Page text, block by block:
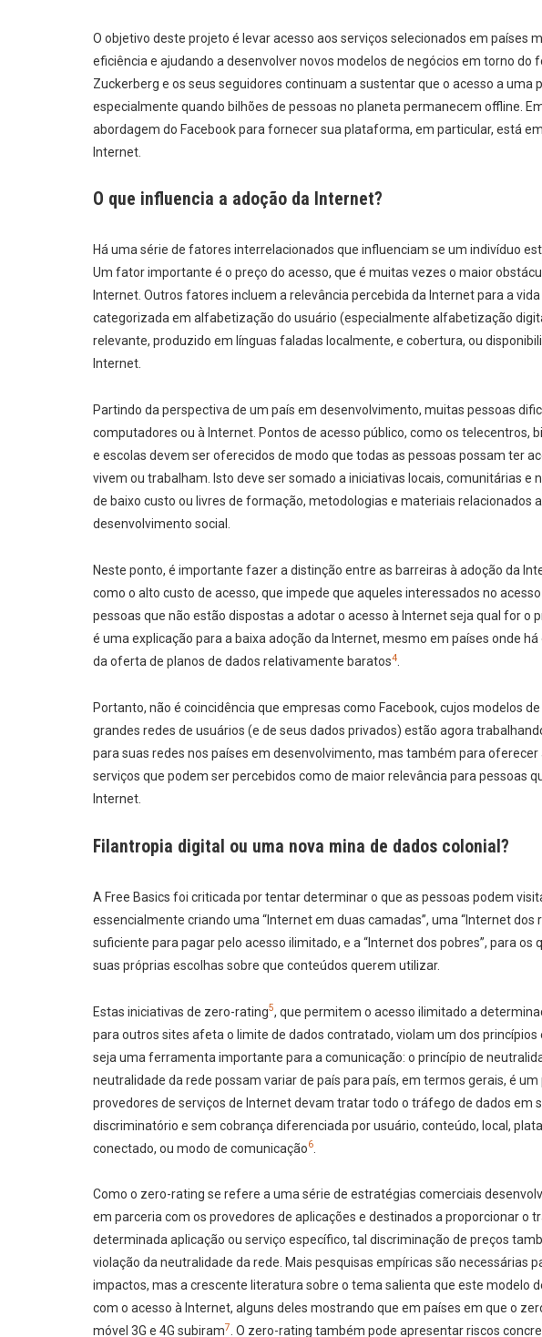
O objetivo deste projeto é levar acesso aos serviços selecionados em países
eficiência e ajudando a desenvolver novos modelos de negócios em torno do
Zuckerberg e os seus seguidores continuam a sustentar que o acesso a uma
especialmente quando bilhões de pessoas no planeta permanecem offline.
abordagem do Facebook para fornecer sua plataforma, em particular, está
Internet.
O que influencia a adoção da Internet?
Há uma série de fatores interrelacionados que influenciam se um indivíduo
Um fator importante é o preço do acesso, que é muitas vezes o maior
Internet. Outros fatores incluem a relevância percebida da Internet para a
categorizada em alfabetização do usuário (especialmente alfabetização
relevante, produzido em línguas faladas localmente, e cobertura, ou
Internet.
Partindo da perspectiva de um país em desenvolvimento, muitas pessoas
computadores ou à Internet. Pontos de acesso público, como os telecentros,
e escolas devem ser oferecidos de modo que todas as pessoas possam ter
vivem ou trabalham. Isto deve ser somado a iniciativas locais, comunitárias e
de baixo custo ou livres de formação, metodologias e materiais relacionados
desenvolvimento social.
Neste ponto, é importante fazer a distinção entre as barreiras à adoção da
como o alto custo de acesso, que impede que aqueles interessados no
pessoas que não estão dispostas a adotar o acesso à Internet seja qual for o
é uma explicação para a baixa adoção da Internet, mesmo em países onde
da oferta de planos de dados relativamente baratos4
Portanto, não é coincidência que empresas como Facebook, cujos modelos
grandes redes de usuários (e de seus dados privados) estão agora
para suas redes nos países em desenvolvimento, mas também para
serviços que podem ser percebidos como de maior relevância para pessoas
Internet.
Filantropia digital ou uma nova mina de dados colonial?
A Free Basics foi criticada por tentar determinar o que as pessoas podem
essencialmente criando uma “Internet em duas camadas”, uma “Internet dos
suficiente para pagar pelo acesso ilimitado, e a “Internet dos pobres”, para
suas próprias escolhas sobre que conteúdos querem utilizar.
Estas iniciativas de zero-rating5, que permitem o acesso ilimitado a
para outros sites afeta o limite de dados contratado, violam um dos
seja uma ferramenta importante para a comunicação: o princípio de
neutralidade da rede possam variar de país para país, em termos gerais, é
provedores de serviços de Internet devam tratar todo o tráfego de dados em
discriminatório e sem cobrança diferenciada por usuário, conteúdo, local,
conectado, ou modo de comunicação6
Como o zero-rating se refere a uma série de estratégias comerciais
em parceria com os provedores de aplicações e destinados a proporcionar o
determinada aplicação ou serviço específico, tal discriminação de preços
violação da neutralidade da rede. Mais pesquisas empíricas são necessárias
impactos, mas a crescente literatura sobre o tema salienta que este modelo
com o acesso à Internet, alguns deles mostrando que em países em que o
móvel 3G e 4G subiram7. O zero-rating também pode apresentar riscos